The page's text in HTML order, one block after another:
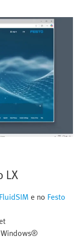
LX
e no Festo